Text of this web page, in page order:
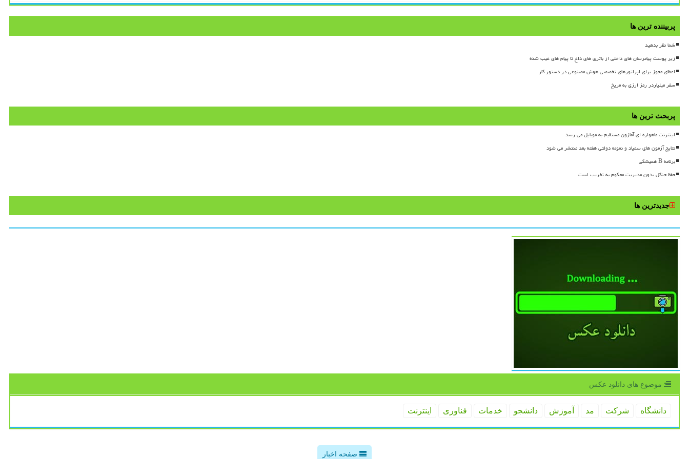
پربیننده ترین ها
شما نظر بدهید
زیر پوست پیامرسان های داخلی از باتری های داغ تا پیام های غیب شده
اعطای مجوز برای اپراتورهای تخصصی هوش مصنوعی در دستور کار
سفر میلیاردر رمز ارزی به مریخ
پربحث ترین ها
اینترنت ماهواره ای آمازون مستقیم به موبایل می رسد
نتایج آزمون های سمپاد و نمونه دولتی هفته بعد منتشر می شود
برنامه B همیشگی
حفظ جنگل بدون مدیریت محکوم به تخریب است
جدیدترین ها
موضوع های دانلود عكس
دانشگاه شركت مد آموزش دانشجو خدمات فناوری اینترنت
صفحه اخبار